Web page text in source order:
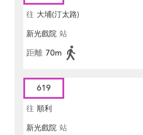
往 大埔(汀太路)
新光戲院 站
距離 70m
619
往 順利
新光戲院 站